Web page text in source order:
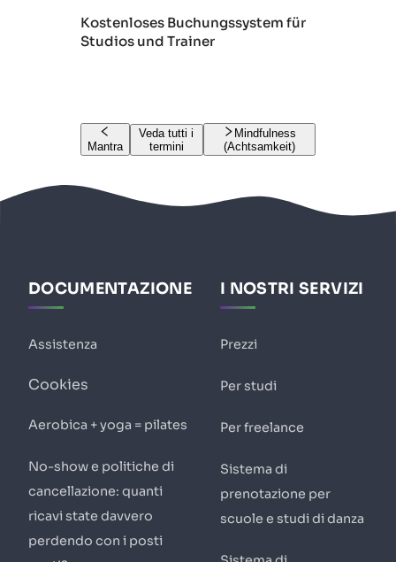
Kostenloses Buchungssystem für
Studios und Trainer
Mantra
Veda tutti i
termini
Mindfulness
(Achtsamkeit)
DOCUMENTAZIONE
Assistenza
Cookies
Aerobica + yoga = pilates
No-show e politiche di
cancellazione: quanti
ricavi state davvero
perdendo con i posti
I NOSTRI SERVIZI
Prezzi
Per studi
Per freelance
Sistema di
prenotazione per
scuole e studi di danza